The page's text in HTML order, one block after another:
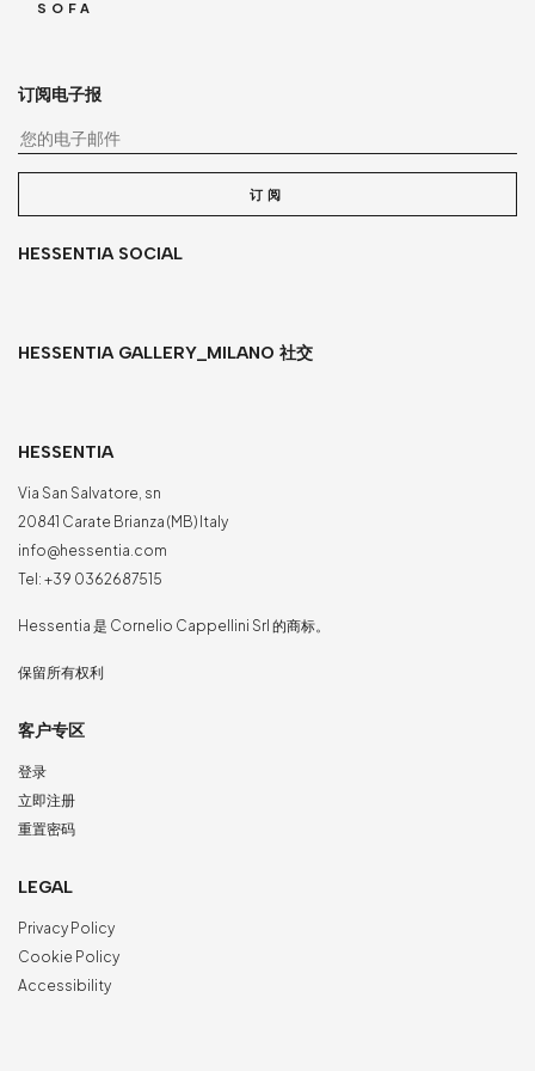
SOFA
订阅电子报
订阅
HESSENTIA SOCIAL
HESSENTIA GALLERY_MILANO 社交
HESSENTIA
Via San Salvatore, sn
20841 Carate Brianza (MB) Italy
info@hessentia.com
Tel: +39 0362687515
Hessentia 是 Cornelio Cappellini Srl 的商标。
保留所有权利
客户专区
登录
立即注册
重置密码
LEGAL
Privacy Policy
Cookie Policy
Accessibility